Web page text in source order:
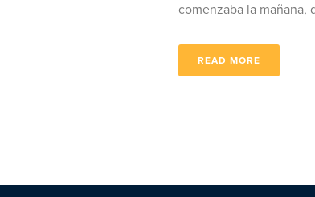
comenzaba la mañana,
READ MORE